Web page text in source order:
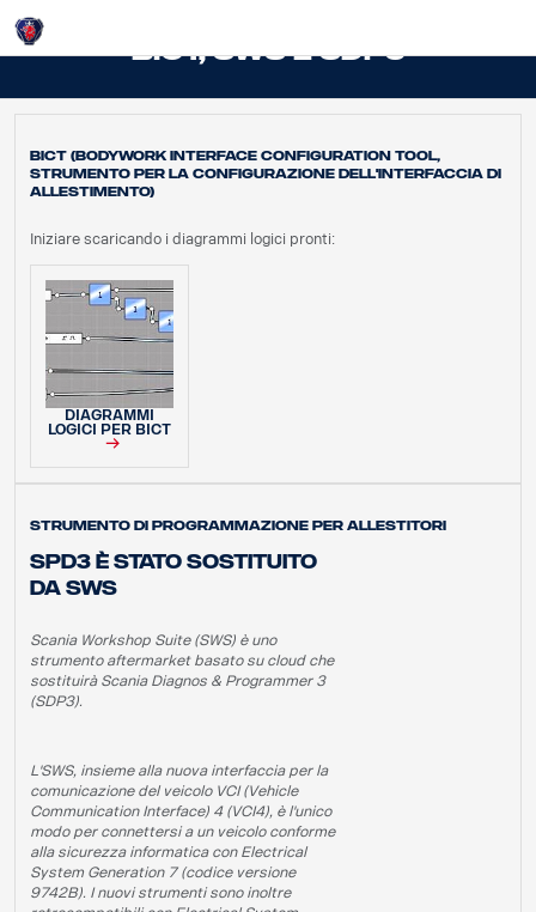
BICT, SWS E SDP3
BICT (Bodywork Interface Configuration Tool,
strumento per la configurazione dell'interfaccia di
allestimento)
Iniziare scaricando i diagrammi logici pronti:
DIAGRAMMI
LOGICI PER BICT
Strumento di programmazione per allestitori
SPD3 è stato sostituito
da SWS
Scania Workshop Suite (SWS) è uno
strumento aftermarket basato su cloud che
sostituirà Scania Diagnos & Programmer 3
(SDP3).
L'SWS, insieme alla nuova interfaccia per la
comunicazione del veicolo VCI (Vehicle
Communication Interface) 4 (VCI4), è l'unico
modo per connettersi a un veicolo conforme
alla sicurezza informatica con Electrical
System Generation 7 (codice versione
9742B). I nuovi strumenti sono inoltre